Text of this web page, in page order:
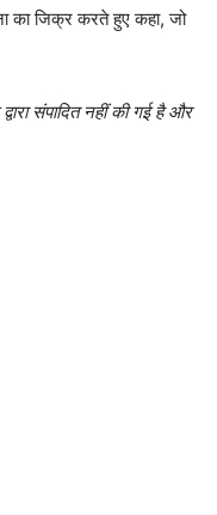
का जिक्र करते हुए कहा, जो
संपादित नहीं की गई है और